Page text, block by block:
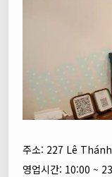
주소: 227 Lê
영업시간: 10:00 ~